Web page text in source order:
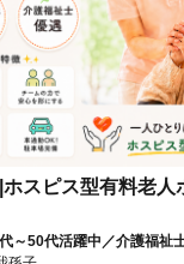
スピス型有料老人
～50代活躍中／介護福祉